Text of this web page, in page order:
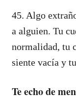
45. Algo
a alguien. Tu
normalidad, tu
siente vacía y
Te echo de